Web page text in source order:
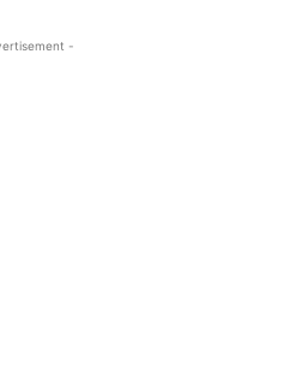
-